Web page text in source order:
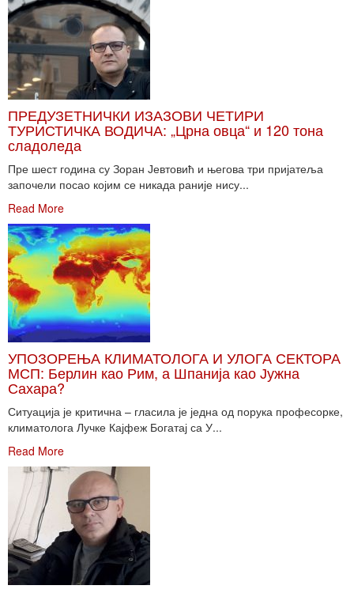
ПРЕДУЗЕТНИЧКИ ИЗАЗОВИ ЧЕТИРИ
ТУРИСТИЧКА ВОДИЧА: „Црна овца“ и 120 тона
сладоледа
Пре шест година су Зоран Јевтовић и његова три пријатеља
започели посао којим се никада раније нису...
Read More
УПОЗОРЕЊА КЛИМАТОЛОГА И УЛОГА СЕКТОРА
МСП: Берлин као Рим, а Шпанија као Јужна
Сахара?
Ситуација је критична – гласила је једна од порука професорке,
климатолога Лучке Кајфеж Богатај са У...
Read More